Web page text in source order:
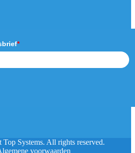
*
Systems. All rights reserved.
voorwaarden